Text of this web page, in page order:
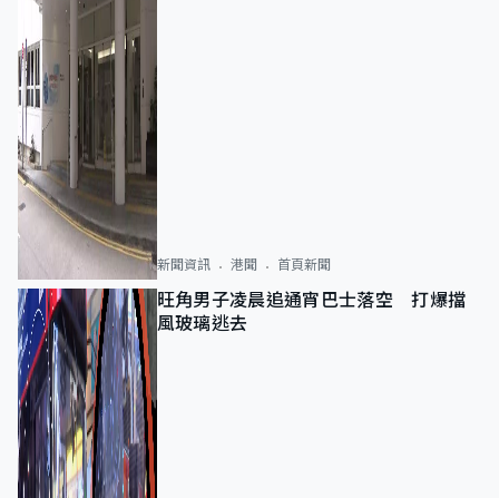
新聞資訊 港聞 首頁新聞
旺角男子凌晨追通宵巴士落空 打爆擋
風玻璃逃去